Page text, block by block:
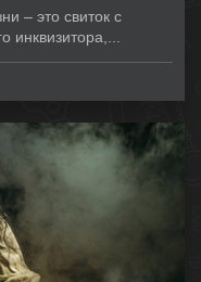
– это свиток с
инквизитора,...